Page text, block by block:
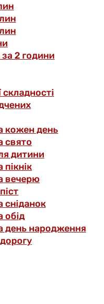
2 години
кожен день
свято
дитини
вечерю
сніданок
обід
день народження